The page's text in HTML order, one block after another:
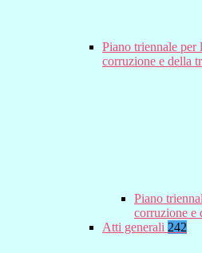
Piano triennale per
corruzione e della
Piano
corruzione e
Atti generali 242